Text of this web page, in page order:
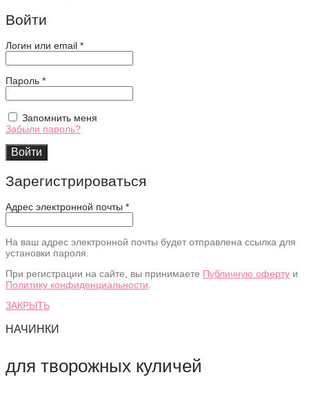
Войти
Логин или email *Обязательно
Пароль *Обязательно
Запомнить меня
Забыли пароль?
Войти
Зарегистрироваться
Адрес электронной почты *
На ваш адрес электронной почты будет отправлена ссылка для
установки пароля.
При регистрации на сайте, вы принимаете Публичную оферту и
Политику конфиденциальности.
ЗАКРЫТЬ
НАЧИНКИ
для творожных куличей